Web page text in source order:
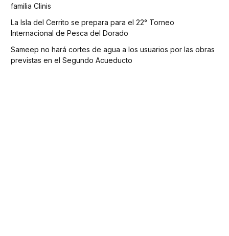
familia Clinis
La Isla del Cerrito se prepara para el 22° Torneo
Internacional de Pesca del Dorado
Sameep no hará cortes de agua a los usuarios por las obras
previstas en el Segundo Acueducto